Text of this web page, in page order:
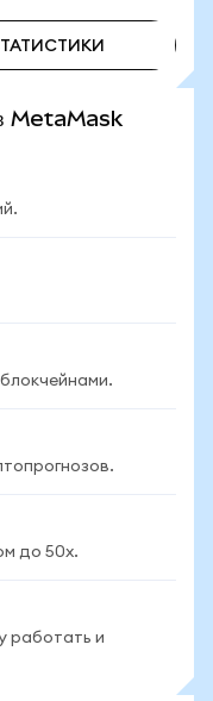
в MetaMask
до 50x.
работать и